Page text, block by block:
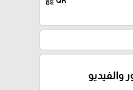
والفيديو